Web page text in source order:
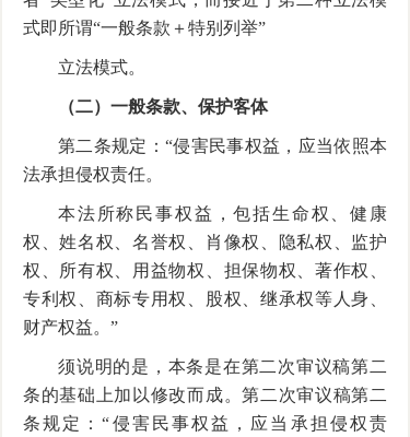
式即所谓“一般条款＋特别列举”
立法模式。
（二）一般条款、保护客体
第二条规定：“侵害民事权益，应当依照本
法承担侵权责任。
本法所称民事权益，包括生命权、健康
权、姓名权、名誉权、肖像权、隐私权、监护
权、所有权、用益物权、担保物权、著作权、
专利权、商标专用权、股权、继承权等人身、
财产权益。”
须说明的是，本条是在第二次审议稿第二
条的基础上加以修改而成。第二次审议稿第二
条规定：“侵害民事权益，应当承担侵权责